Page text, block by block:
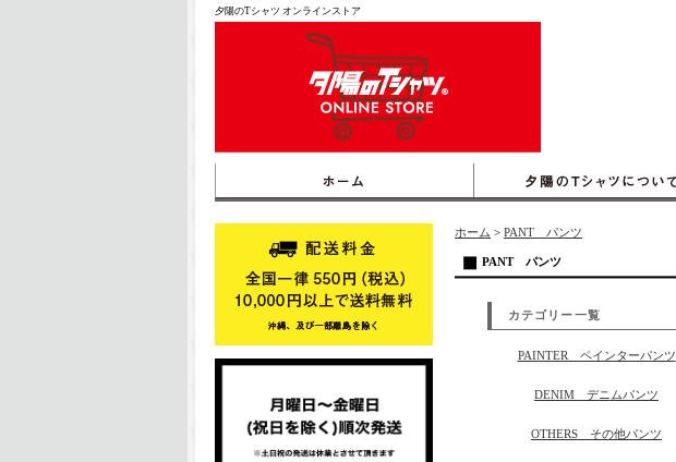
夕陽のTシャツ オンラインストア
ホーム > PANT パンツ
PANT パンツ
カテゴリー一覧
PAINTER ペインターパンツ
DENIM デニムパンツ
OTHERS その他パンツ